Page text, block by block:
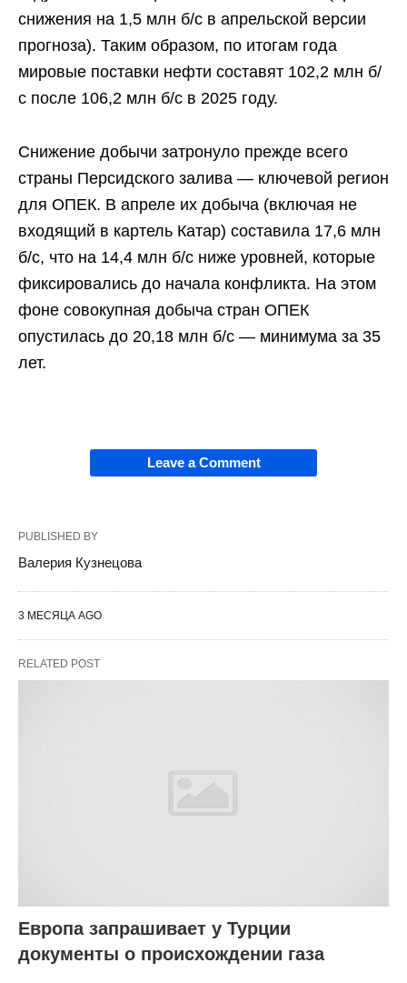
снижения на 1,5 млн б/с в апрельской версии
прогноза). Таким образом, по итогам года
мировые поставки нефти составят 102,2 млн б/
с после 106,2 млн б/с в 2025 году.
Снижение добычи затронуло прежде всего
страны Персидского залива — ключевой регион
для ОПЕК. В апреле их добыча (включая не
входящий в картель Катар) составила 17,6 млн
б/с, что на 14,4 млн б/с ниже уровней, которые
фиксировались до начала конфликта. На этом
фоне совокупная добыча стран ОПЕК
опустилась до 20,18 млн б/с — минимума за 35
лет.
Leave a Comment
PUBLISHED BY
Валерия Кузнецова
3 МЕСЯЦА AGO
RELATED POST
Европа запрашивает у Турции
документы о происхождении газа